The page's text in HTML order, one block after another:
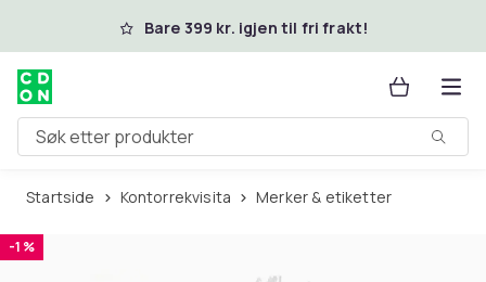
Hopp til hovedinnholdBare 399 kr. igjen til fri frakt!
Søk etter produkter
Startside Kontorrekvisita Merker & etiketter
-1 %